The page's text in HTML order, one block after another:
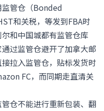
管仓（Bonded
和关税，等发到FBA时
和中国城都有监管仓库
过监管仓避开了加拿大邮
拉入监管仓，贴标发货时
FC，而同期走直清关
仓不能进行重新包装、翻